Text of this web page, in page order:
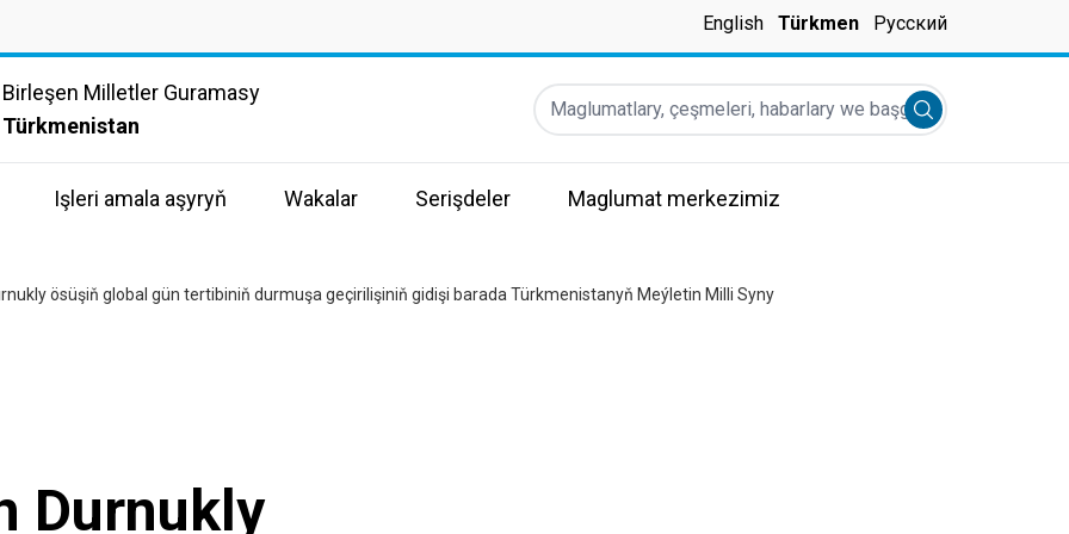
English Türkmen Русский
Birleşen Milletler Guramasy
Türkmenistan
Maglumatlary, çeşmeleri, habarlary we başgalary tapyň...
Submit search
Işleri amala aşyryň Wakalar Serişdeler Maglumat merkezimiz
ösüşiň global gün tertibiniň durmuşa geçirilişiniň gidişi barada Türkmenistanyň Meýletin Milli Syny
Durnukly